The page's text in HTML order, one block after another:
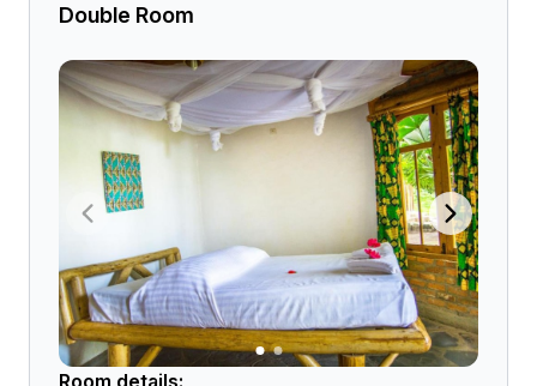
Double Room
Room details: